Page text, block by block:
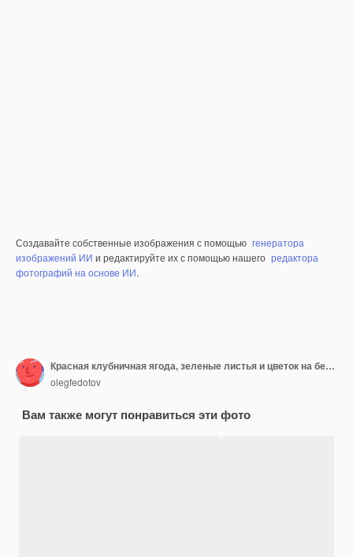
Создавайте собственные изображения с помощью генератора
изображений ИИ и редактируйте их с помощью нашего редактора
фотографий на основе ИИ.
Красная клубничная ягода, зеленые листья и цветок на белом фоне
olegfedotov
Вам также могут понравиться эти фото